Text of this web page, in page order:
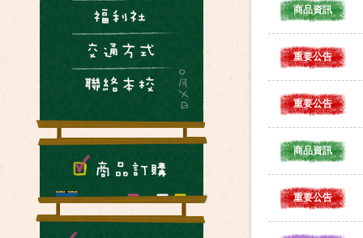
商品資訊
重要公告
重要公告
商品資訊
重要公告